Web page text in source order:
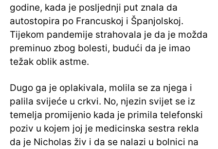
godine, kada je posljednji put znala da
autostopira po Francuskoj i Španjolskoj.
Tijekom pandemije strahovala je da je možda
preminuo zbog bolesti, budući da je imao
težak oblik astme.
Dugo ga je oplakivala, molila se za njega i
palila svijeće u crkvi. No, njezin svijet se iz
temelja promijenio kada je primila telefonski
poziv u kojem joj je medicinska sestra rekla
da je Nicholas živ i da se nalazi u bolnici na